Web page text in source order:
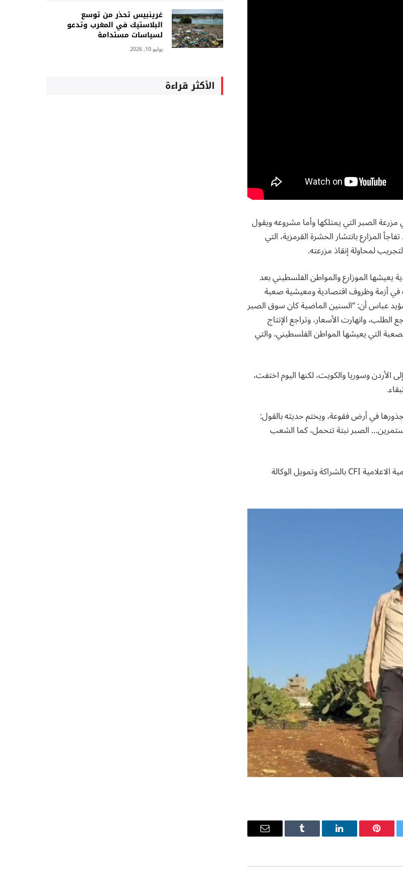
الصبر التي يمتلكها وأما مشروعه ويقول
المزارع بانتشار الحشرة القرمزية، التي
لمحاولة إنقاذ مزرعته.
الموزارع والمواطن الفلسطيني بعد
في أزمة وظروف اقتصادية ومعيشية صعبة
عباس أن: “السنين الماضية كان سوق الصبر
الوضع اختلف”. تراجع الطلب، وانهارت الأسعار، وتراجع الإنتاج
التي يعيشها المواطن الفلسطيني، والتي
وسوريا والكويت، لكنها اليوم اختفت،
في أرض فقوعة، ويختم حديثه بالقول:
الصبر نبتة تتحمل، كما الشعب
تم انتاج هذه القصة ضمن برنامج قريب الذي تنفذه الوكالة الفرنسية للتنمية الاعلامية CFI بالشراكة وتمويل الوكالة
بينتيريستلينكدإن Tumblr
البريد
غرينبيس تحذر من توسع
البلاستيك في المغرب وتدعو
لسياسات مستدامة
يوليو 10, 2026
الأكثر قراءة